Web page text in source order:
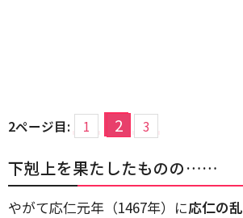
2ページ目: 1 2 3
下剋上を果たしたものの……
やがて応仁元年（1467年）に応仁の乱